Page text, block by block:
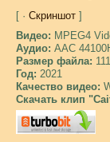
[ · Скриншот ]
Видео: MPEG4
Аудио: AAC
Размер файла:
Год: 2021
Качество видео:
Скачать клип